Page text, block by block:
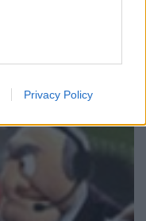
Privacy Policy